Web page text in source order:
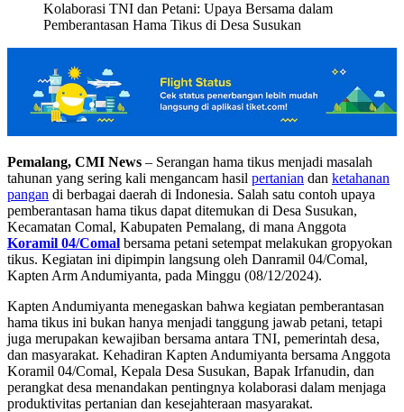
Kolaborasi TNI dan Petani: Upaya Bersama dalam
Pemberantasan Hama Tikus di Desa Susukan
Pemalang, CMI News – Serangan hama tikus menjadi masalah
tahunan yang sering kali mengancam hasil pertanian dan ketahanan
pangan di berbagai daerah di Indonesia. Salah satu contoh upaya
pemberantasan hama tikus dapat ditemukan di Desa Susukan,
Kecamatan Comal, Kabupaten Pemalang, di mana Anggota
Koramil 04/Comal bersama petani setempat melakukan gropyokan
tikus. Kegiatan ini dipimpin langsung oleh Danramil 04/Comal,
Kapten Arm Andumiyanta, pada Minggu (08/12/2024).
Kapten Andumiyanta menegaskan bahwa kegiatan pemberantasan
hama tikus ini bukan hanya menjadi tanggung jawab petani, tetapi
juga merupakan kewajiban bersama antara TNI, pemerintah desa,
dan masyarakat. Kehadiran Kapten Andumiyanta bersama Anggota
Koramil 04/Comal, Kepala Desa Susukan, Bapak Irfanudin, dan
perangkat desa menandakan pentingnya kolaborasi dalam menjaga
produktivitas pertanian dan kesejahteraan masyarakat.